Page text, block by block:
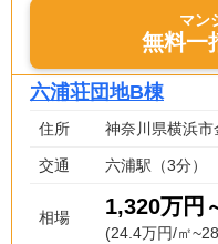
マン
無料一
六浦荘団地B棟
住所 神奈川県横浜市
交通 六浦駅（3分）
相場 1,320万円
(24.4万円/㎡